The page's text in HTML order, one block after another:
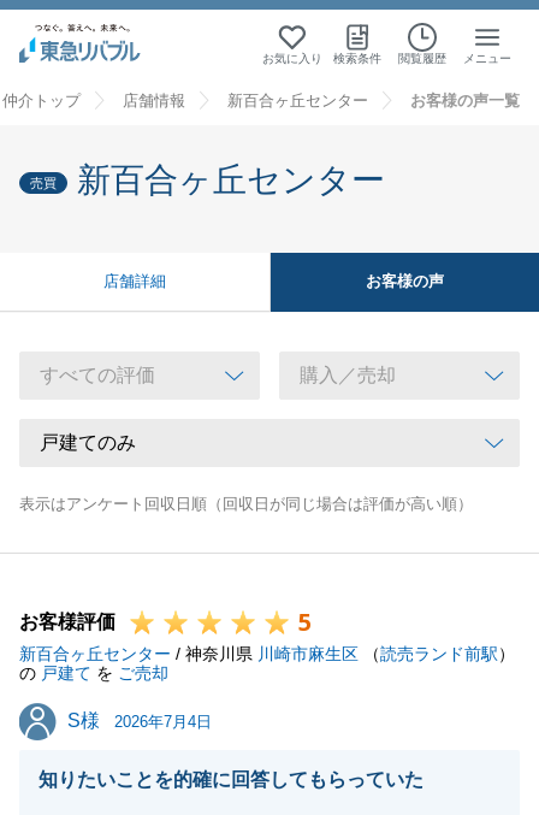
お気に入り 検索条件 閲覧履歴 メニュー
介トップ 店舗情報 新百合ヶ丘センター お客様の声一覧
売買 新百合ヶ丘センター
店舗詳細 お客様の声
表示はアンケート回収日順（回収日が同じ場合は評価が高い順）
お客様評価 5
新百合ヶ丘センター / 神奈川県 川崎市麻生区 （読売ランド前駅）
の 戸建て を ご売却
S様
S様 2026年7月4日
知りたいことを的確に回答してもらっていた